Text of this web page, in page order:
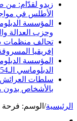
زيدو لقدّام: من
الأطلس في
المؤسسة
وحزب العدالة
تحالف منظمات
إفريقيا
المؤسسة
الدبلوماسي الـ154
سلطات العرائش
بالأشخاص بدون
الرئيسية/ الوسم: فرحة